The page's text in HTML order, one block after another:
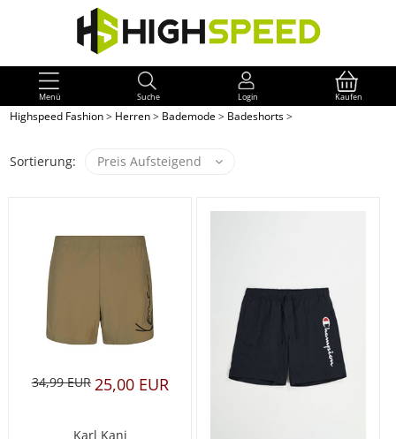
Menü Suche Login Kaufen
Highspeed Fashion> Herren> Bademode> Badeshorts>
Sortierung: Preis Aufsteigend
34,99 EUR 25,00 EUR
Karl Kani